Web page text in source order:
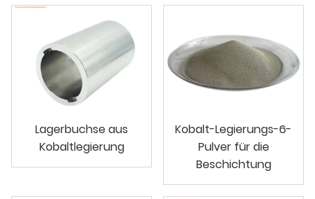
Lagerbuchse aus
Kobaltlegierung
Kobalt-Legierungs-6-
Pulver für die
Beschichtung